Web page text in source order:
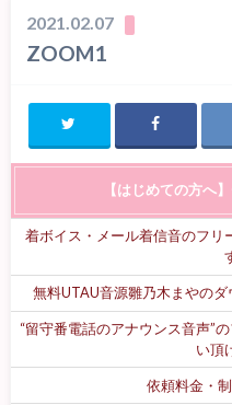
2021.02.07
ZOOM1
【はじめての方へ
着ボイス・メール着信音のフリ
無料UTAU音源雛乃木まやの
“留守番電話のアナウンス音声”
い頂
依頼料金・